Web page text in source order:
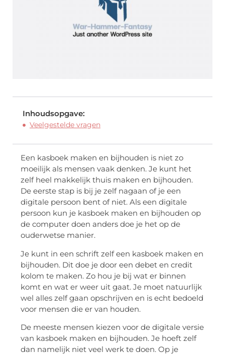
Inhoudsopgave:
Veelgestelde vragen
Een kasboek maken en bijhouden is niet zo
moeilijk als mensen vaak denken. Je kunt het
zelf heel makkelijk thuis maken en bijhouden.
De eerste stap is bij je zelf nagaan of je een
digitale persoon bent of niet. Als een digitale
persoon kun je kasboek maken en bijhouden op
de computer doen anders doe je het op de
ouderwetse manier.
Je kunt in een schrift zelf een kasboek maken en
bijhouden. Dit doe je door een debet en credit
kolom te maken. Zo hou je bij wat er binnen
komt en wat er weer uit gaat. Je moet natuurlijk
wel alles zelf gaan opschrijven en is echt bedoeld
voor mensen die er van houden.
De meeste mensen kiezen voor de digitale versie
van kasboek maken en bijhouden. Je hoeft zelf
dan namelijk niet veel werk te doen. Op je